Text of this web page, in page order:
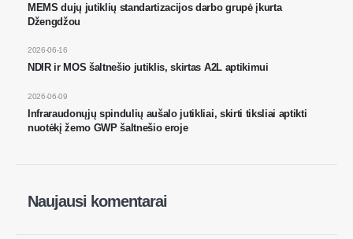
MEMS dujų jutiklių standartizacijos darbo grupė įkurta
Džengdžou
NDIR ir MOS šaltnešio jutiklis, skirtas A2L aptikimui
2026-06-16
Infraraudonųjų spindulių aušalo jutikliai, skirti tiksliai aptikti
nuotėkį žemo GWP šaltnešio eroje
2026-06-09
Naujausi komentarai
R32 jutiklis
R454B jutiklis
Mūsų sprendimas
Šaldymo skysčio nuotėkio aptikimas
ŠVOK sistemoms
Duomenų centro aušinimo sistemos